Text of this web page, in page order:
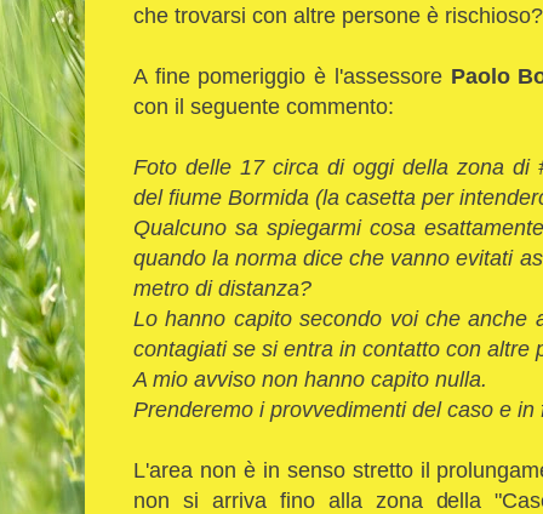
che trovarsi con altre persone è
A fine pomeriggio è l'assessore Paolo
con il seguente commento:
Foto delle 17 circa di oggi della zona di
del fiume Bormida (la casetta per
Qualcuno sa spiegarmi cosa
quando la norma dice che vanno evitati
metro di distanza?
Lo hanno capito secondo voi che anche
contagiati se si entra in contatto con altre
A mio avviso non hanno capito nulla.
Prenderemo i provvedimenti del caso e in
L'area non è in senso stretto il
non si arriva fino alla zona della